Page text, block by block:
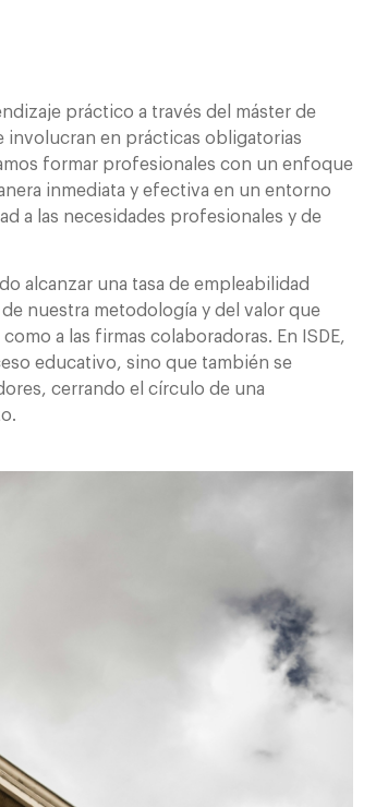
práctico a través del máster de
involucran en prácticas obligatorias
formar profesionales con un enfoque
inmediata y efectiva en un entorno
a las necesidades profesionales y de
alcanzar una tasa de empleabilidad
nuestra metodología y del valor que
a las firmas colaboradoras. En ISDE,
educativo, sino que también se
cerrando el círculo de una